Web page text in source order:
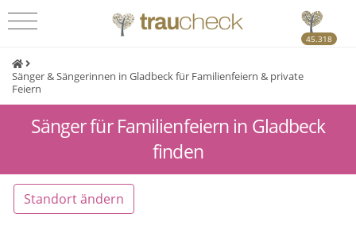
45.318
Sänger & Sängerinnen in Gladbeck für Familienfeiern & private
Feiern
Sänger für Familienfeiern in Gladbeck
finden
Standort ändern